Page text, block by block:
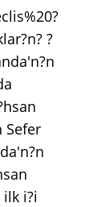
?
Sefer
i?i